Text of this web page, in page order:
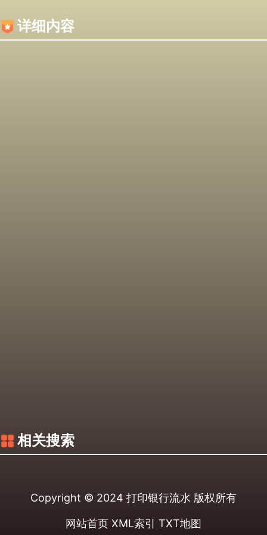
详细内容
相关搜索
Copyright © 2024 打印银行流水 版权所有
网站首页 XML索引 TXT地图